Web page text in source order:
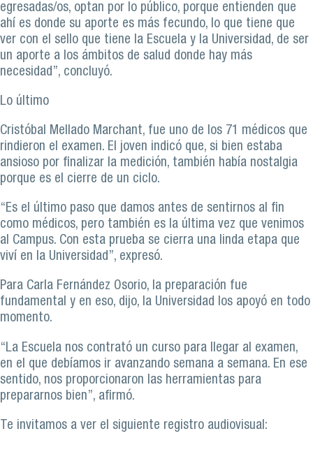
egresadas/os, optan por lo público, porque entienden que
ahí es donde su aporte es más fecundo, lo que tiene que
ver con el sello que tiene la Escuela y la Universidad, de ser
un aporte a los ámbitos de salud donde hay más
necesidad”, concluyó.
Lo último
Cristóbal Mellado Marchant, fue uno de los 71 médicos que
rindieron el examen. El joven indicó que, si bien estaba
ansioso por finalizar la medición, también había nostalgia
porque es el cierre de un ciclo.
“Es el último paso que damos antes de sentirnos al fin
como médicos, pero también es la última vez que venimos
al Campus. Con esta prueba se cierra una linda etapa que
viví en la Universidad”, expresó.
Para Carla Fernández Osorio, la preparación fue
fundamental y en eso, dijo, la Universidad los apoyó en todo
momento.
“La Escuela nos contrató un curso para llegar al examen,
en el que debíamos ir avanzando semana a semana. En ese
sentido, nos proporcionaron las herramientas para
prepararnos bien”, afirmó.
Te invitamos a ver el siguiente registro audiovisual: